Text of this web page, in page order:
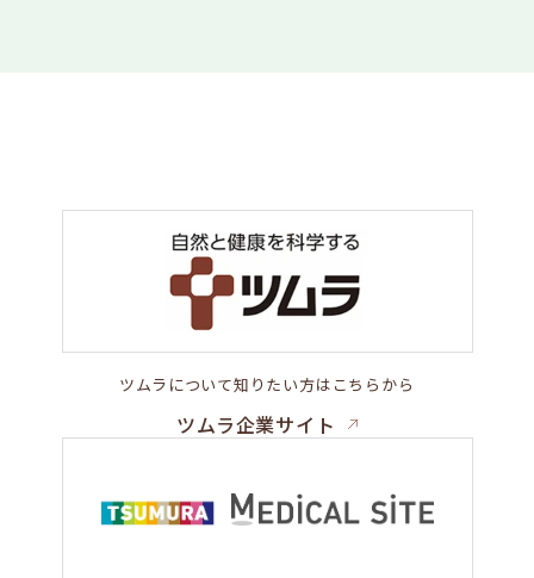
ツムラについて知りたい方はこちらから
ツムラ企業サイト